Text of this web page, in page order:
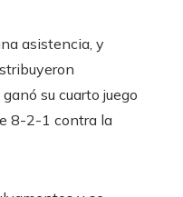
asistencia, y
su cuarto juego
8-2-1 contra la